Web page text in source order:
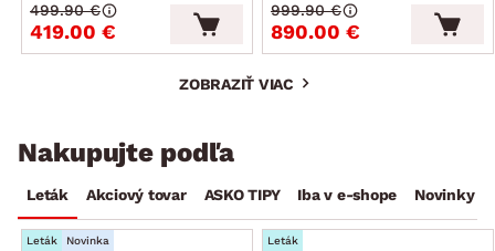
419.00 €
499.90 €
890.00 €
999.90 €
ZOBRAZIŤ VIAC
Nakupujte podľa
Leták Akciový tovar ASKO TIPY Iba v e-shope Novinky
Leták Novinka Leták